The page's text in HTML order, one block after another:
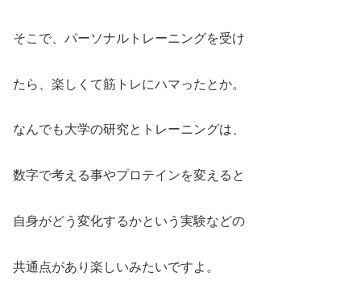
そこで、パーソナルトレーニングを受け
たら、楽しくて筋トレにハマったとか。
なんでも大学の研究とトレーニングは、
数字で考える事やプロテインを変えると
自身がどう変化するかという実験などの
共通点があり楽しいみたいですよ。